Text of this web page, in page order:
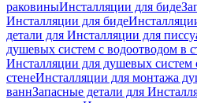
раковиныИнсталляции для биде
Инсталляции для биде
детали для Инсталляции для
душевых систем с водоотводом в
Инсталляции для душевых систем
стенеИнсталляции для монтажа
ваннЗапасные детали для